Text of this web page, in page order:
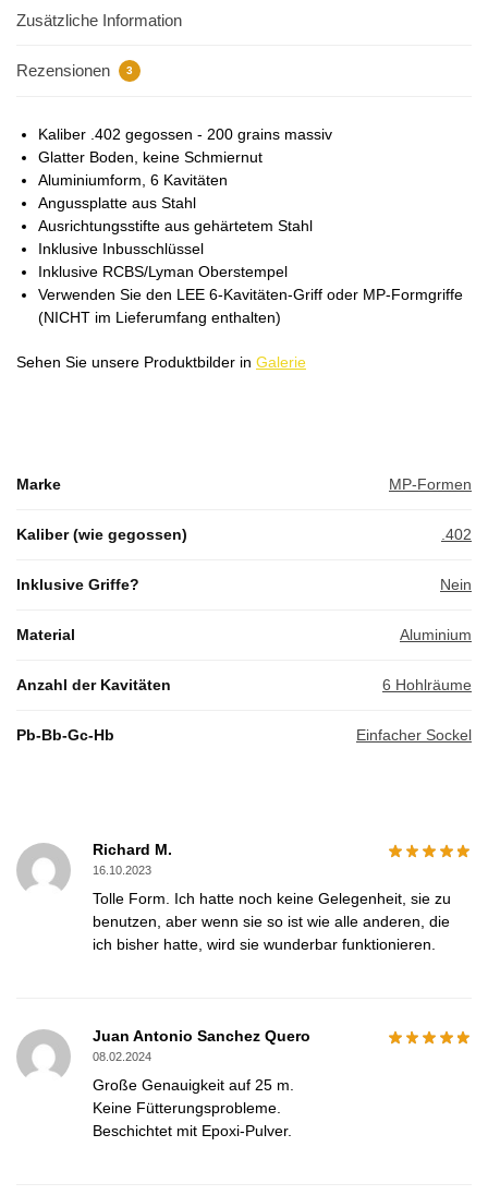
Zusätzliche Information
Rezensionen 3
Kaliber .402 gegossen - 200 grains massiv
Glatter Boden, keine Schmiernut
Aluminiumform, 6 Kavitäten
Angussplatte aus Stahl
Ausrichtungsstifte aus gehärtetem Stahl
Inklusive Inbusschlüssel
Inklusive RCBS/Lyman Oberstempel
Verwenden Sie den LEE 6-Kavitäten-Griff oder MP-Formgriffe
(NICHT im Lieferumfang enthalten)
Sehen Sie unsere Produktbilder in Galerie
Marke MP-Formen
Kaliber (wie gegossen) .402
Inklusive Griffe? Nein
Material Aluminium
Anzahl der Kavitäten 6 Hohlräume
Pb-Bb-Gc-Hb Einfacher Sockel
Richard M.
16.10.2023
Tolle Form. Ich hatte noch keine Gelegenheit, sie zu
benutzen, aber wenn sie so ist wie alle anderen, die
ich bisher hatte, wird sie wunderbar funktionieren.
Juan Antonio Sanchez Quero
08.02.2024
Große Genauigkeit auf 25 m.
Keine Fütterungsprobleme.
Beschichtet mit Epoxi-Pulver.